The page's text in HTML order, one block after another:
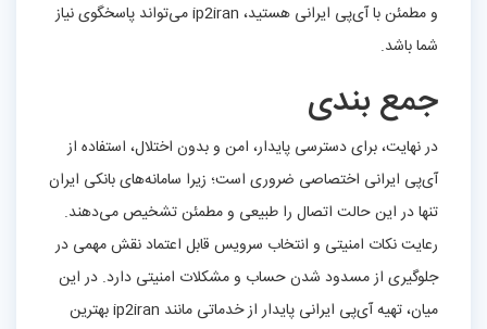
و مطمئن با آی‌پی ایرانی هستید، ip2iran می‌تواند پاسخگوی نیاز
شما باشد.
جمع بندی
در نهایت، برای دسترسی پایدار، امن و بدون اختلال، استفاده از
آی‌پی ایرانی اختصاصی ضروری است؛ زیرا سامانه‌های بانکی ایران
تنها در این حالت اتصال را طبیعی و مطمئن تشخیص می‌دهند.
رعایت نکات امنیتی و انتخاب سرویس قابل اعتماد نقش مهمی در
جلوگیری از مسدود شدن حساب و مشکلات امنیتی دارد. در این
میان، تهیه آی‌پی ایرانی پایدار از خدماتی مانند ip2iran بهترین